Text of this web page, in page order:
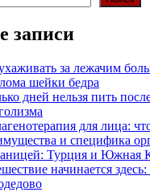
записи
за лежачим
шейки бедра
дней нельзя пить
для лица:
и специфика
Турция и Южная
начинается